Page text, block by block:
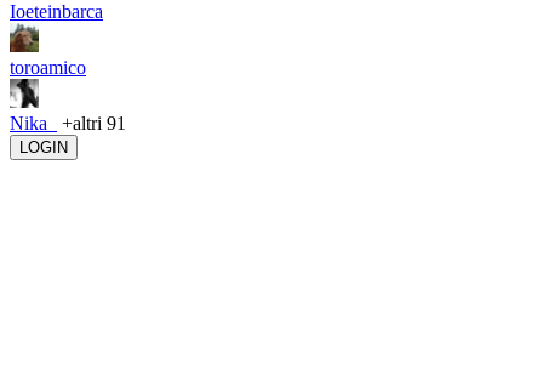
Ioeteinbarca
toroamico
Nika_ +altri 91
LOGIN